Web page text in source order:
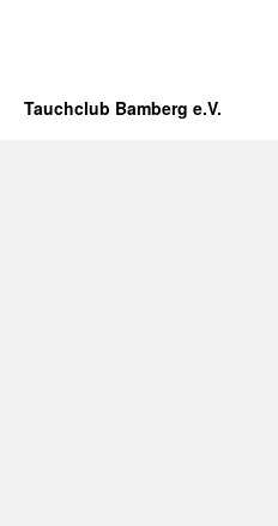
Tauchclub Bamberg e.V.